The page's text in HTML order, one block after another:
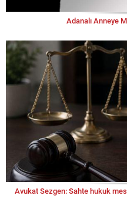
Adanalı Anneye
Avukat Sezgen: Sahte hukuk